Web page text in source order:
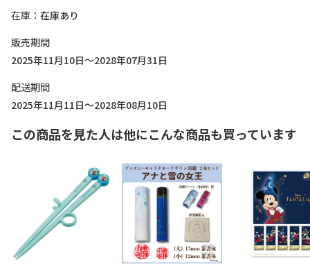
在庫
在庫あり
販売期間
2025年11月10日～2028年07月31日
配送期間
2025年11月11日～2028年08月10日
この商品を見た人は他にこんな商品も買っています